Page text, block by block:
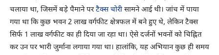
चलाया था, जिसमें बड़े पैमाने परटैक्स चोरीसामने आई थी। जांच में पाया
गया था कि कुछ भवन 2 लाख वर्गफीट क्षेत्रफल में बने हुए थे, लेकिन टैक्स
सिर्फ 1 लाख वर्गफीट का ही दिया जा रहा था। ऐसे दर्जनों भवनों को चिह्नित
कर उन पर भारी जुर्माना लगाया गया था। हालांकि, यह अभियान कुछ ही समय